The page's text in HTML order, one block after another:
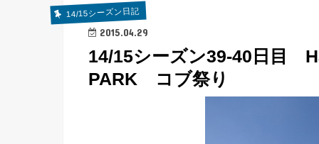
14/15シーズン日記
2015.04.29
14/15シーズン39-40日目
PARK コブ祭り